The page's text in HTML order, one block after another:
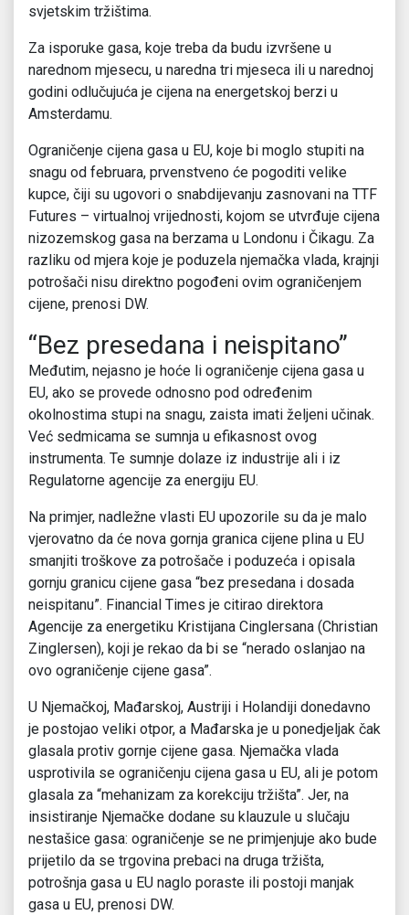
svjetskim tržištima.
Za isporuke gasa, koje treba da budu izvršene u
narednom mjesecu, u naredna tri mjeseca ili u narednoj
godini odlučujuća je cijena na energetskoj berzi u
Amsterdamu.
Ograničenje cijena gasa u EU, koje bi moglo stupiti na
snagu od februara, prvenstveno će pogoditi velike
kupce, čiji su ugovori o snabdijevanju zasnovani na TTF
Futures – virtualnoj vrijednosti, kojom se utvrđuje cijena
nizozemskog gasa na berzama u Londonu i Čikagu. Za
razliku od mjera koje je poduzela njemačka vlada, krajnji
potrošači nisu direktno pogođeni ovim ograničenjem
cijene, prenosi DW.
“Bez presedana i neispitano”
Međutim, nejasno je hoće li ograničenje cijena gasa u
EU, ako se provede odnosno pod određenim
okolnostima stupi na snagu, zaista imati željeni učinak.
Već sedmicama se sumnja u efikasnost ovog
instrumenta. Te sumnje dolaze iz industrije ali i iz
Regulatorne agencije za energiju EU.
Na primjer, nadležne vlasti EU upozorile su da je malo
vjerovatno da će nova gornja granica cijene plina u EU
smanjiti troškove za potrošače i poduzeća i opisala
gornju granicu cijene gasa “bez presedana i dosada
neispitanu”. Financial Times je citirao direktora
Agencije za energetiku Kristijana Cinglersana (Christian
Zinglersen), koji je rekao da bi se “nerado oslanjao na
ovo ograničenje cijene gasa”.
U Njemačkoj, Mađarskoj, Austriji i Holandiji donedavno
je postojao veliki otpor, a Mađarska je u ponedjeljak čak
glasala protiv gornje cijene gasa. Njemačka vlada
usprotivila se ograničenju cijena gasa u EU, ali je potom
glasala za “mehanizam za korekciju tržišta”. Jer, na
insistiranje Njemačke dodane su klauzule u slučaju
nestašice gasa: ograničenje se ne primjenjuje ako bude
prijetilo da se trgovina prebaci na druga tržišta,
potrošnja gasa u EU naglo poraste ili postoji manjak
gasa u EU, prenosi DW.